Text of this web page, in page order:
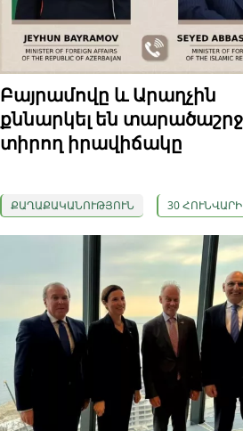
Բայրամովը և Արաղչին
քննարկել են
տիրող իրավիճակը
ՔԱՂԱՔԱԿԱՆՈՒԹՅՈՒՆ 30 ՀՈՒՆՎԱՐԻ